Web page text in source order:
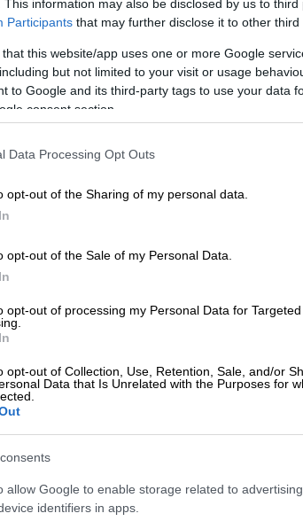
This information may also be disclosed by us to
Participants that may further disclose it to other third
that this website/app uses one or more Google
but not limited to your visit or usage
to Google and its third-party tags to use your data
consent section.
Data Processing Opt Outs
opt-out of the Sharing of my personal data.
opt-out of the Sale of my Personal Data.
opt-out of processing my Personal Data for Targeted
opt-out of Collection, Use, Retention, Sale, and/or
Data that Is Unrelated with the Purposes for
allow Google to enable storage related to
identifiers in apps.
κ.ά. Ωστόσο οι επιλογές
μενού περιλαμβάνει σαλάτες,
2109244244